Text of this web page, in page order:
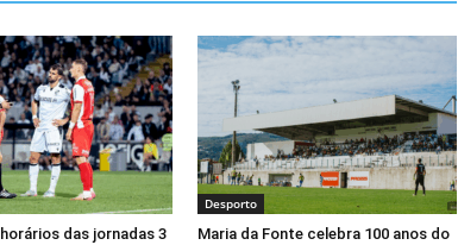
das jornadas 3
Desporto
Maria da Fonte celebra 100 anos do